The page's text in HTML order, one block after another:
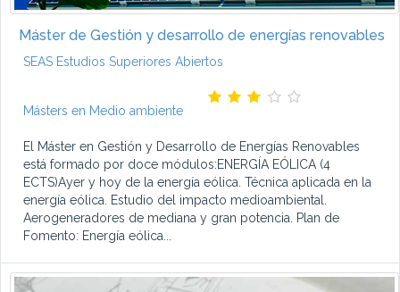
Máster de Gestión y desarrollo de energías renovables
SEAS Estudios Superiores Abiertos
Másters en Medio ambiente
El Máster en Gestión y Desarrollo de Energías Renovables
está formado por doce módulos:ENERGÍA EÓLICA (4
ECTS)Ayer y hoy de la energía eólica. Técnica aplicada en la
energía eólica. Estudio del impacto medioambiental.
Aerogeneradores de mediana y gran potencia. Plan de
Fomento: Energía eólica...